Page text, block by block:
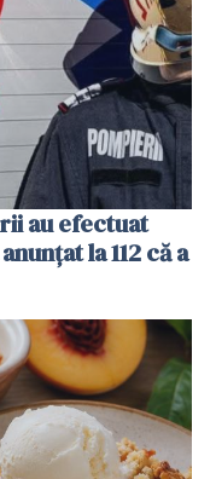
au efectuat
la 112 că a